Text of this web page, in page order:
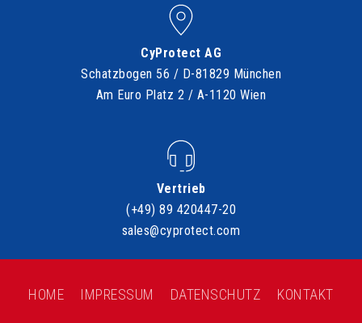
CyProtect AG
Schatzbogen 56 / D-81829 München
Am Euro Platz 2 / A-1120 Wien
Vertrieb
(+49) 89 420447-20
sales@cyprotect.com
HOME IMPRESSUM DATENSCHUTZ KONTAKT